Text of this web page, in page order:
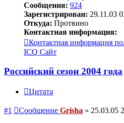
Сообщения: 924
Зарегистрирован: 29.11.03
Откуда: Протвино
Контактная информация:
Контактная информация
ICQ Сайт
Российский сезон 2004 года
Цитата
#1 Сообщение Grisha » 25.03.05